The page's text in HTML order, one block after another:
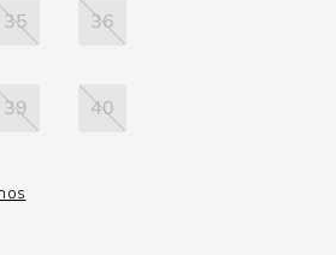
35 36
39 40